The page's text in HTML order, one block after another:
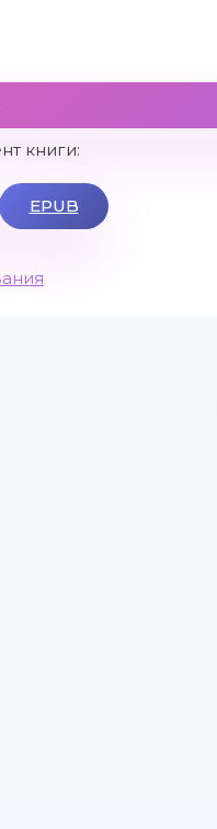
книги:
EPUB